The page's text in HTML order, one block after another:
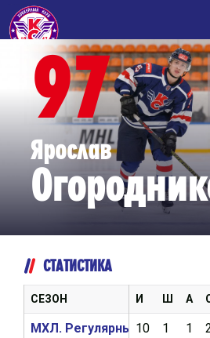
97
Ярослав
СТАТИСТИКА
И Ш А
10 1 1
СЕЗОН
МХЛ. Регулярный чемпионат